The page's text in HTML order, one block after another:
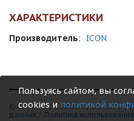
ХАРАКТЕРИСТИКИ
Производитель: ICON
© 1999 - 2026 Shamray Guitars /
данных
Политика
Пользуясь сайтом, вы
cookies и политикой